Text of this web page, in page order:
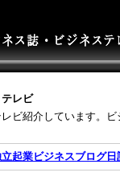
レビ
ビ紹介しています。
起業ビジネスブログ日